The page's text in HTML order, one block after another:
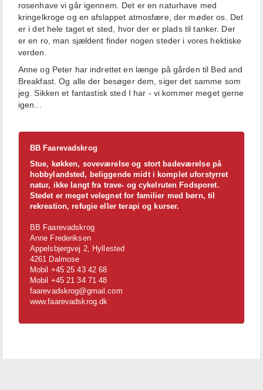
rosenhave vi går igennem. Det er en naturhave med
kringelkroge og en afslappet atmosfære, der møder os. Det
er i det hele taget et sted, hvor der er plads til tanker. Der
er en ro, man sjældent finder nogen steder i vores hektiske
verden.
Anne og Peter har indrettet en længe på gården til Bed and
Breakfast. Og alle der besøger dem, siger det samme som
jeg. Sikken et fantastisk sted I har - vi kommer meget gerne
igen...
BB Faarevadskrog
Stue, køkken, soveværelse og stort badeværelse på
hobbylandsted, beliggende midt i komplet uforstyrret
natur, ikke langt fra trave- og cykelruten Fodsporet.
Stedet er meget velegnet for familier med børn, til
rekreation, refugie eller terapi og kurser.
BB Faarevadskrog
Anne Frederiksen
Appelsbjergvej 2, Hyllested
4261 Dalmose
Mobil +45 25 43 42 68
Mobil +45 21 34 71 48
faarevadskrog@gmail.com
www.faarevadskrog.dk